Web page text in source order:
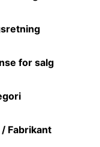
for salg
Fabrikant